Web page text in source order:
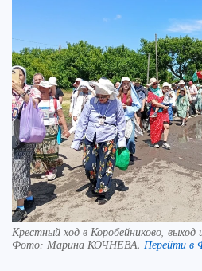
Крестный ход в Коробейниково, выход
Фото: Марина КОЧНЕВА. Перейти в